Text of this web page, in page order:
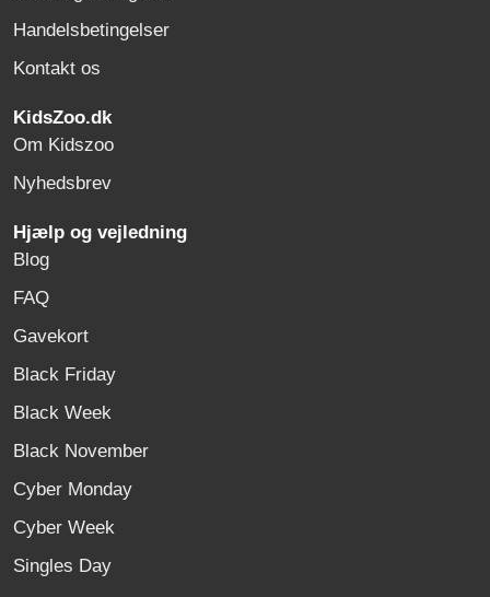
Handelsbetingelser
Kontakt os
KidsZoo.dk
Om Kidszoo
Nyhedsbrev
Hjælp og vejledning
Blog
FAQ
Gavekort
Black Friday
Black Week
Black November
Cyber Monday
Cyber Week
Singles Day